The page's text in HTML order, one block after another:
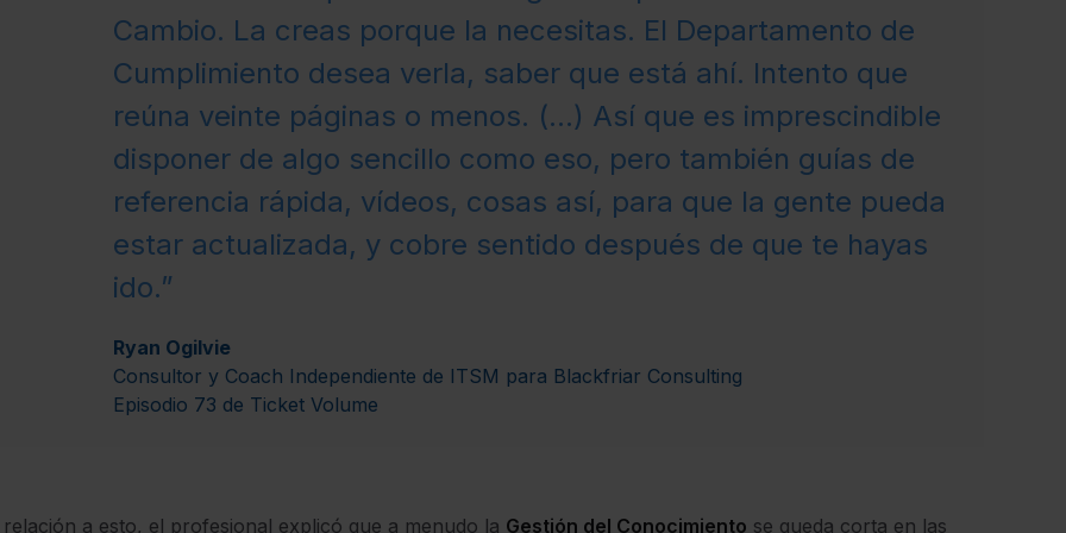
Cambio. La creas porque la necesitas. El Departamento de
Cumplimiento desea verla, saber que está ahí. Intento que
reúna veinte páginas o menos. (...) Así que es imprescindible
disponer de algo sencillo como eso, pero también guías de
referencia rápida, vídeos, cosas así, para que la gente pueda
estar actualizada, y cobre sentido después de que te hayas
ido.”
Ryan Ogilvie
Consultor y Coach Independiente de ITSM para Blackfriar Consulting
Episodio 73 de Ticket Volume
a esto, el profesional explicó que a menudo la Gestión del Conocimiento se queda corta en las